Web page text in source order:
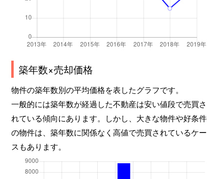
築年数×売却価格
物件の築年数別の平均価格を表したグラフです。
一般的には築年数が経過した不動産は安い値段で売買さ
れている傾向にあります。しかし、大きな物件や好条件
の物件は、築年数に関係なく高値で売買されているケー
スもあります。